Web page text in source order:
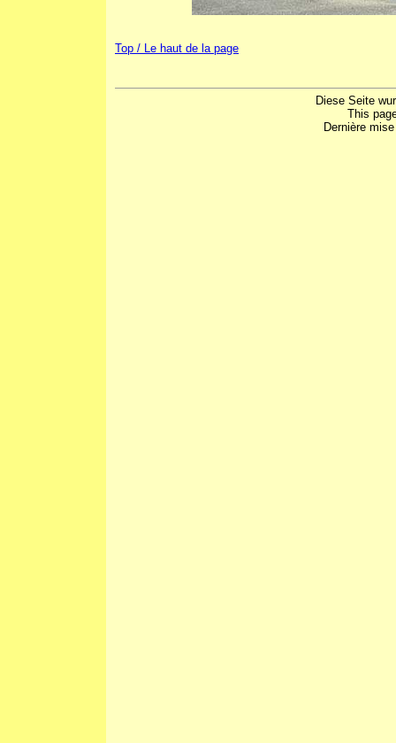
Top / Le haut de la page
Diese Seite
This
Dernière